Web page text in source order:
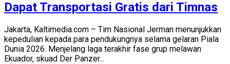
Dapat Transportasi Gratis dari Timnas
Jakarta, Kaltimedia.com – Tim Nasional Jerman menunjukkan
kepedulian kepada para pendukungnya selama gelaran Piala
Dunia 2026. Menjelang laga terakhir fase grup melawan
Ekuador, skuad Der Panzer...